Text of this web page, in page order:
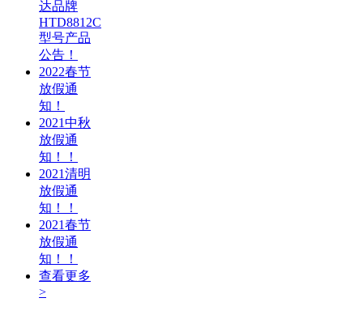
达品牌
HTD8812C
型号产品
公告！
2022春节
放假通
知！
2021中秋
放假通
知！！
2021清明
放假通
知！！
2021春节
放假通
知！！
查看更多
>